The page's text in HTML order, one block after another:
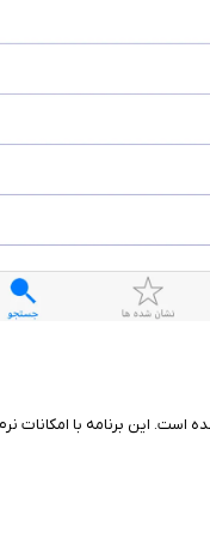
برنامه با امکانات